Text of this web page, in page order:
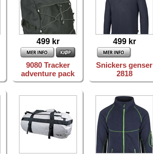
499 kr
9080 Tracker
adventure pack
499 kr
Snickers genser
2818